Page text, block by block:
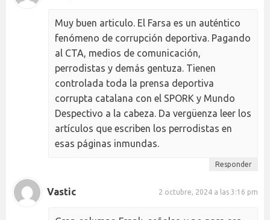
Muy buen articulo. El Farsa es un auténtico
fenómeno de corrupción deportiva. Pagando
al CTA, medios de comunicación,
perrodistas y demás gentuza. Tienen
controlada toda la prensa deportiva
corrupta catalana con el SPORK y Mundo
Despectivo a la cabeza. Da vergüenza leer los
artículos que escriben los perrodistas en
esas páginas inmundas.
Responder
Vastic 2 octubre, 2024 a las 3:16 pm